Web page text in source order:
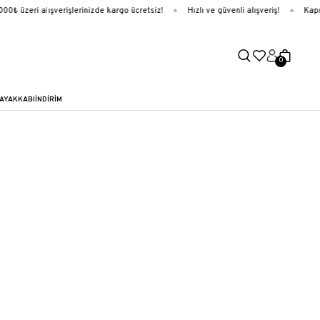
üzeri alışverişlerinizde kargo ücretsiz! Hızlı ve güvenli alışveriş!
0
İNDİRİM